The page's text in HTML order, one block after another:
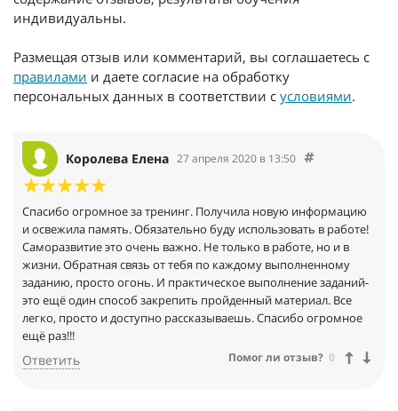
индивидуальны.
Размещая отзыв или комментарий, вы соглашаетесь с
правилами и даете согласие на обработку
персональных данных в соответствии с условиями.
Королева Елена 27 апреля 2020 в 13:50
Спасибо огромное за тренинг. Получила новую информацию
и освежила память. Обязательно буду использовать в работе!
Саморазвитие это очень важно. Не только в работе, но и в
жизни. Обратная связь от тебя по каждому выполненному
заданию, просто огонь. И практическое выполнение заданий-
это ещё один способ закрепить пройденный материал. Все
легко, просто и доступно рассказываешь. Спасибо огромное
ещё раз!!!
Ответить Помог ли отзыв? 0